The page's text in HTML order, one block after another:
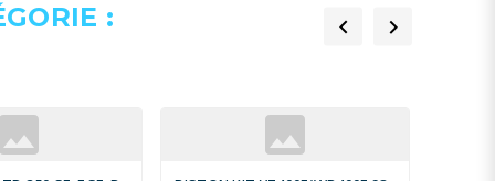
:  